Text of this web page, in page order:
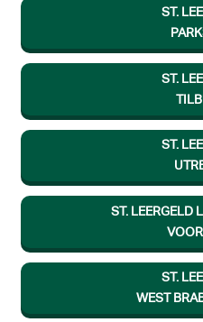
ST.
ST.
ST.
ST. LEERGELD
ST.
WEST